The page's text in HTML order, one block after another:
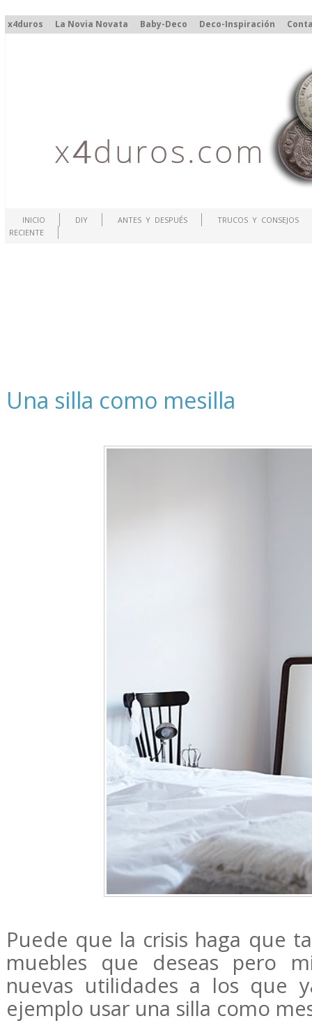
x4duros La Novia Novata Baby-Deco Deco-Inspiración
INICIO DIY ANTES Y DESPUÉS
TRUCOS Y CONSEJOS
RECIENTE
Una silla como mesilla
Puede que la crisis haga que
muebles que deseas pero
nuevas utilidades a los que
ejemplo usar una silla como